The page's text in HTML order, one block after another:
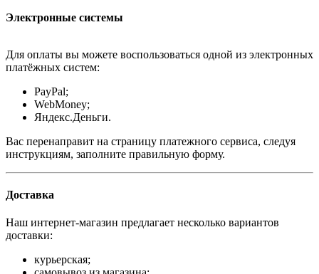
Электронные системы
Для оплаты вы можете воспользоваться одной из электронных
платёжных систем:
PayPal;
WebMoney;
Яндекс.Деньги.
Вас перенаправит на страницу платежного сервиса, следуя
инструкциям, заполните правильную форму.
Доставка
Наш интернет-магазин предлагает несколько вариантов
доставки:
курьерская;